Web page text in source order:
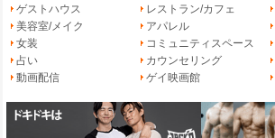
ゲストハウス
レストラン/カフェ
美容室/メイク
アパレル
女装
コミュニティスペース
占い
カウンセリング
動画配信
ゲイ映画館